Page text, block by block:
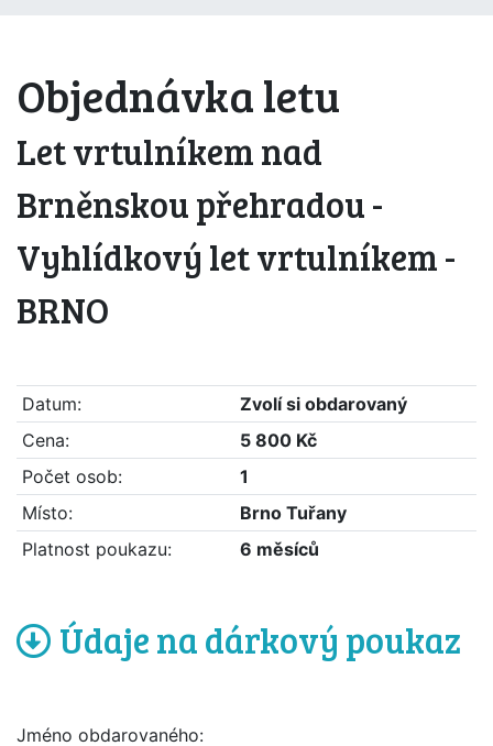
Objednávka letu
Let vrtulníkem nad
Brněnskou přehradou -
Vyhlídkový let vrtulníkem -
BRNO
Datum:
Zvolí si obdarovaný
Cena:
5 800 Kč
Počet osob:
1
Místo:
Brno Tuřany
Platnost poukazu:
6 měsíců
Údaje na dárkový poukaz
Jméno obdarovaného: